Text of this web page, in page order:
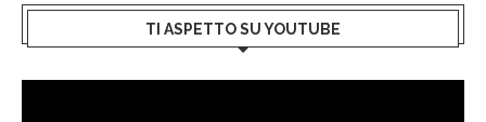
TI ASPETTO SU YOUTUBE